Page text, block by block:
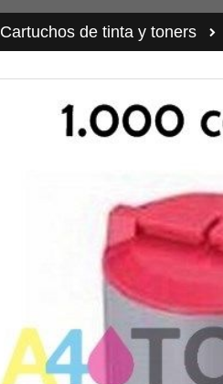
Cartuchos de tinta y toners